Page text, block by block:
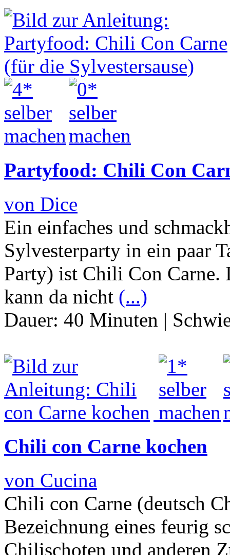
Partyfood: Chili Con
von Dice
Ein einfaches und
Sylvesterparty in ein paar
Party) ist Chili Con Carne.
kann da nicht (...)
Dauer: 40 Minuten |
Chili con Carne kochen
von Cucina
Chili con Carne (deutsch
Bezeichnung eines feurig
Chilischoten und anderen